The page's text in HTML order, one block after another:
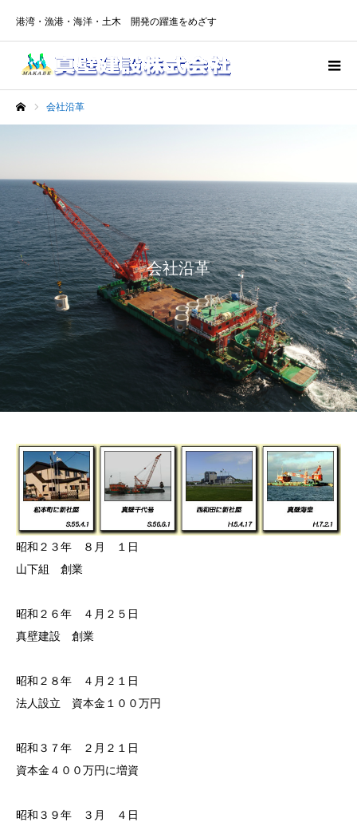
港湾・漁港・海洋・土木 開発の躍進をめざす
会社沿革
会社沿革
昭和２３年 ８月 １日
山下組 創業
昭和２６年 ４月２５日
真壁建設 創業
昭和２８年 ４月２１日
法人設立 資本金１００万円
昭和３７年 ２月２１日
資本金４００万円に増資
昭和３９年 ３月 ４日